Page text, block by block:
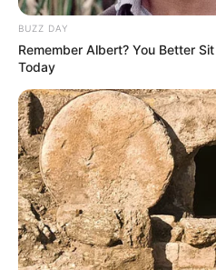
BUZZ DAY
Remember Albert? You Better
Today